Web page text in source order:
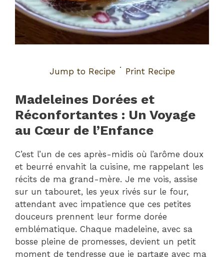
Jump to Recipe · Print Recipe
Madeleines Dorées et
Réconfortantes : Un Voyage
au Cœur de l’Enfance
C’est l’un de ces après-midis où l’arôme doux
et beurré envahit la cuisine, me rappelant les
récits de ma grand-mère. Je me vois, assise
sur un tabouret, les yeux rivés sur le four,
attendant avec impatience que ces petites
douceurs prennent leur forme dorée
emblématique. Chaque madeleine, avec sa
bosse pleine de promesses, devient un petit
moment de tendresse que je partage avec ma